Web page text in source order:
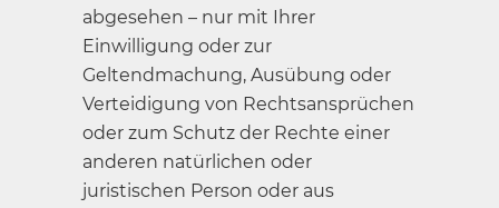
abgesehen – nur mit Ihrer
Einwilligung oder zur
Geltendmachung, Ausübung oder
Verteidigung von Rechtsansprüchen
oder zum Schutz der Rechte einer
anderen natürlichen oder
juristischen Person oder aus